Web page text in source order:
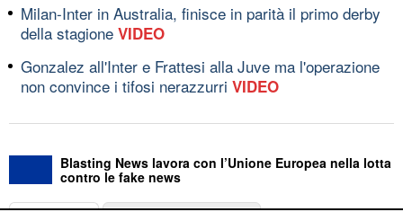
Milan-Inter in Australia, finisce in parità il primo derby
della stagione VIDEO
Gonzalez all'Inter e Frattesi alla Juve ma l'operazione
non convince i tifosi nerazzurri VIDEO
Blasting News lavora con l’Unione Europea nella lotta
contro le fake news